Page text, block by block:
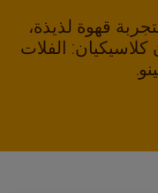
قهوة لذيذة،
كلاسيكيان: الفلات